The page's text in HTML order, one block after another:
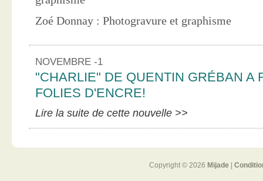
Zoé Donnay : Photogravure et graphisme
NOVEMBRE -1
"CHARLIE" DE QUENTIN GRÉBAN A
FOLIES D'ENCRE!
Lire la suite de cette nouvelle >>
Copyright © 2026 Mijade|